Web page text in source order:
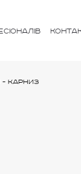
- Карниз